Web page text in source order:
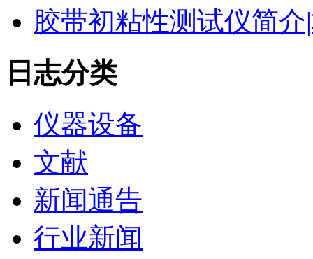
胶带初粘性测试仪简
日志分类
仪器设备
文献
新闻通告
行业新闻